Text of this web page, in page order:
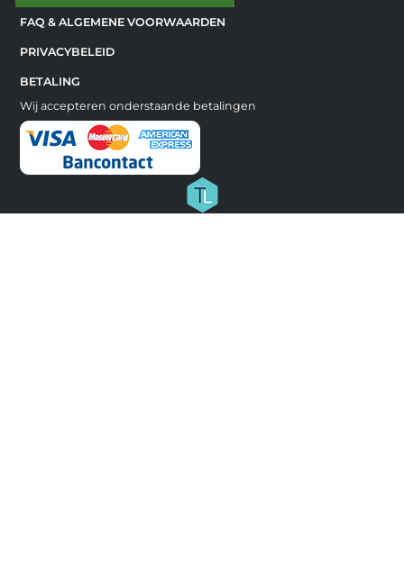
FAQ & ALGEMENE VOORWAARDEN
PRIVACYBELEID
BETALING
Wij accepteren onderstaande betalingen